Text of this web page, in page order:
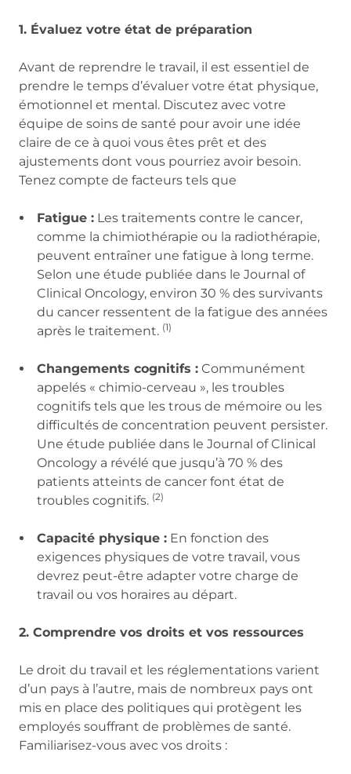
1. Évaluez votre état de préparation
Avant de reprendre le travail, il est essentiel de
prendre le temps d’évaluer votre état physique,
émotionnel et mental. Discutez avec votre
équipe de soins de santé pour avoir une idée
claire de ce à quoi vous êtes prêt et des
ajustements dont vous pourriez avoir besoin.
Tenez compte de facteurs tels que
Fatigue : Les traitements contre le cancer,
comme la chimiothérapie ou la radiothérapie,
peuvent entraîner une fatigue à long terme.
Selon une étude publiée dans le Journal of
Clinical Oncology, environ 30 % des survivants
du cancer ressentent de la fatigue des années
après le traitement. (1)
Changements cognitifs : Communément
appelés « chimio-cerveau », les troubles
cognitifs tels que les trous de mémoire ou les
difficultés de concentration peuvent persister.
Une étude publiée dans le Journal of Clinical
Oncology a révélé que jusqu’à 70 % des
patients atteints de cancer font état de
troubles cognitifs. (2)
Capacité physique : En fonction des
exigences physiques de votre travail, vous
devrez peut-être adapter votre charge de
travail ou vos horaires au départ.
2. Comprendre vos droits et vos ressources
Le droit du travail et les réglementations varient
d’un pays à l’autre, mais de nombreux pays ont
mis en place des politiques qui protègent les
employés souffrant de problèmes de santé.
Familiarisez-vous avec vos droits :